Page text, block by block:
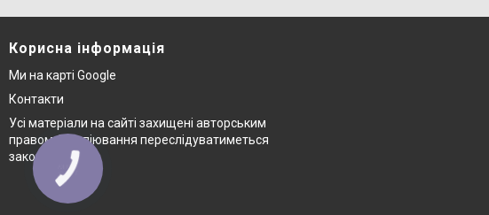
Корисна інформація
Ми на карті Google
Контакти
Усі матеріали на сайті захищені авторським
правом © копіювання переслідуватиметься
законом